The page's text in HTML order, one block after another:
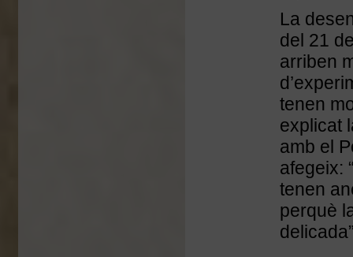
La
del 21
arriben
tenen
explicat
amb el
afegeix:
tenen
perquè